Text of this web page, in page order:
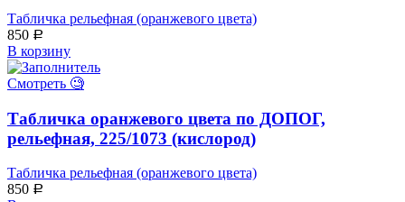
Табличка рельефная (оранжевого цвета)
850 Р
В корзину
Смотреть 🧐
Табличка оранжевого цвета по ДОПОГ,
рельефная, 225/1073 (кислород)
Табличка рельефная (оранжевого цвета)
850 Р